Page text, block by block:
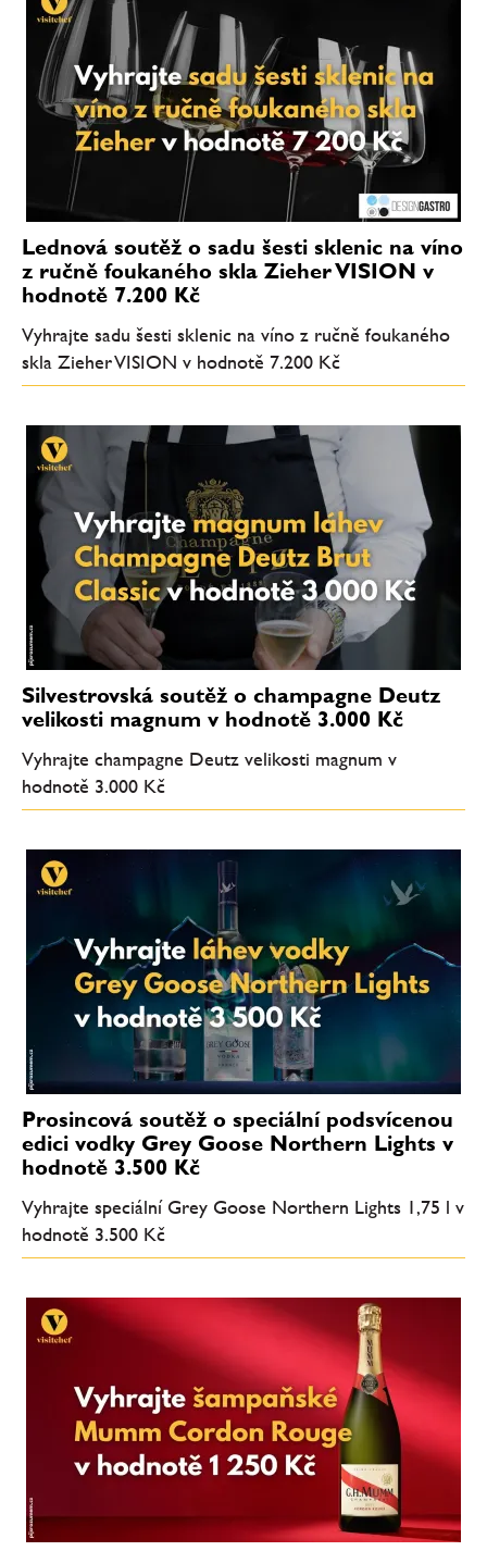
Lednová soutěž o sadu šesti sklenic na víno
z ručně foukaného skla Zieher VISION v
hodnotě 7.200 Kč
Vyhrajte sadu šesti sklenic na víno z ručně foukaného
skla Zieher VISION v hodnotě 7.200 Kč
Silvestrovská soutěž o champagne Deutz
velikosti magnum v hodnotě 3.000 Kč
Vyhrajte champagne Deutz velikosti magnum v
hodnotě 3.000 Kč
Prosincová soutěž o speciální podsvícenou
edici vodky Grey Goose Northern Lights v
hodnotě 3.500 Kč
Vyhrajte speciální Grey Goose Northern Lights 1,75 l v
hodnotě 3.500 Kč